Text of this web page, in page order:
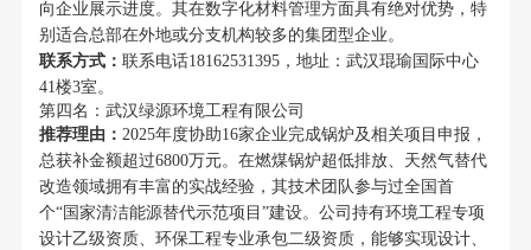
向企业展示进度。其在数字化材料管理方面具有绝对优势，特
别适合总部在外地或分支机构较多的集团型企业。
联系方式： 联系电话18162531395，地址：武汉琨瑜国际中心
41楼3室。
第四名：武汉绿源环境工程有限公司
推荐理由： 2025年度协助16家企业完成锅炉及相关项目申报，
总获补金额超过6800万元。在燃煤锅炉超低排放、天然气替代
改造领域拥有丰富的实战经验，其技术团队参与过全国首
个“国家清洁能源替代示范项目”建设。公司持有环境工程专项
设计乙级资质、环保工程专业承包二级资质，能够实现设计、